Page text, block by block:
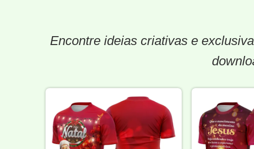
Molde de Costura Professora Fonte
Ciclismo
Língua Portuguesa
Encontre ideias criativas e